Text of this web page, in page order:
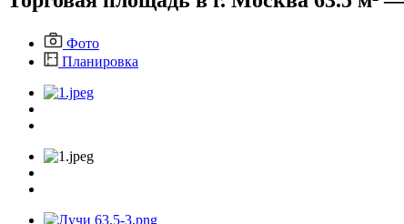
Фото
Планировка